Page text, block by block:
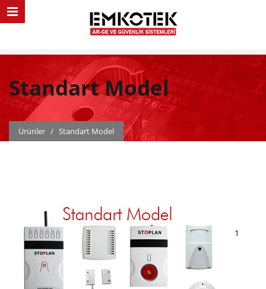
Standart Model
Ürünler / Standart Model
1